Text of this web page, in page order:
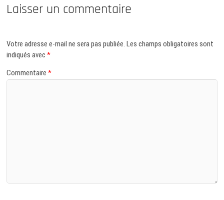
Laisser un commentaire
Votre adresse e-mail ne sera pas publiée. Les champs obligatoires sont
indiqués avec*
Commentaire*